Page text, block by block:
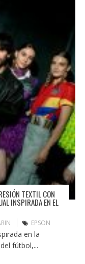
TEXTIL CON
INSPIRADA EN EL
EPSON
en la
fútbol,...